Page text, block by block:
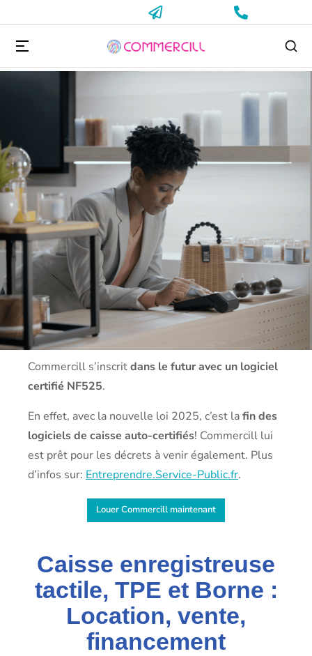
Commercill s’inscritdans le futur avec un logiciel
certifié NF525.
En effet, avec la nouvelle loi 2025, c’est lafin des
logiciels de caisse auto-certifiés! Commercill lui
est prêt pour les décrets à venir également. Plus
d’infos sur: Entreprendre.Service-Public.fr.
Louer Commercill maintenant
Caisse enregistreuse
tactile, TPE et Borne :
Location, vente,
financement